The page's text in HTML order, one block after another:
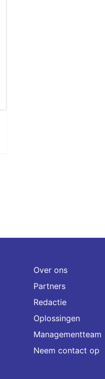
Over ons
Partners
Redactie
Oplossingen
Managementteam
Neem contact op